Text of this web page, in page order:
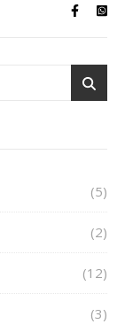
(5)
(2)
(12)
(3)